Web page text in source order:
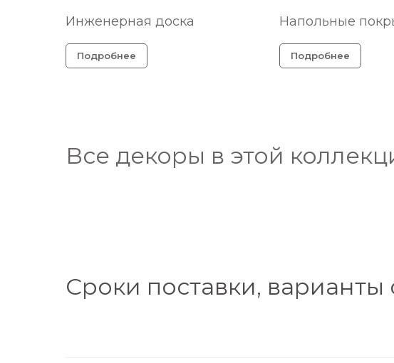
Инженерная доска
Подробнее
Напольные
Подробнее
Все декоры в этой
Сроки поставки, варианты